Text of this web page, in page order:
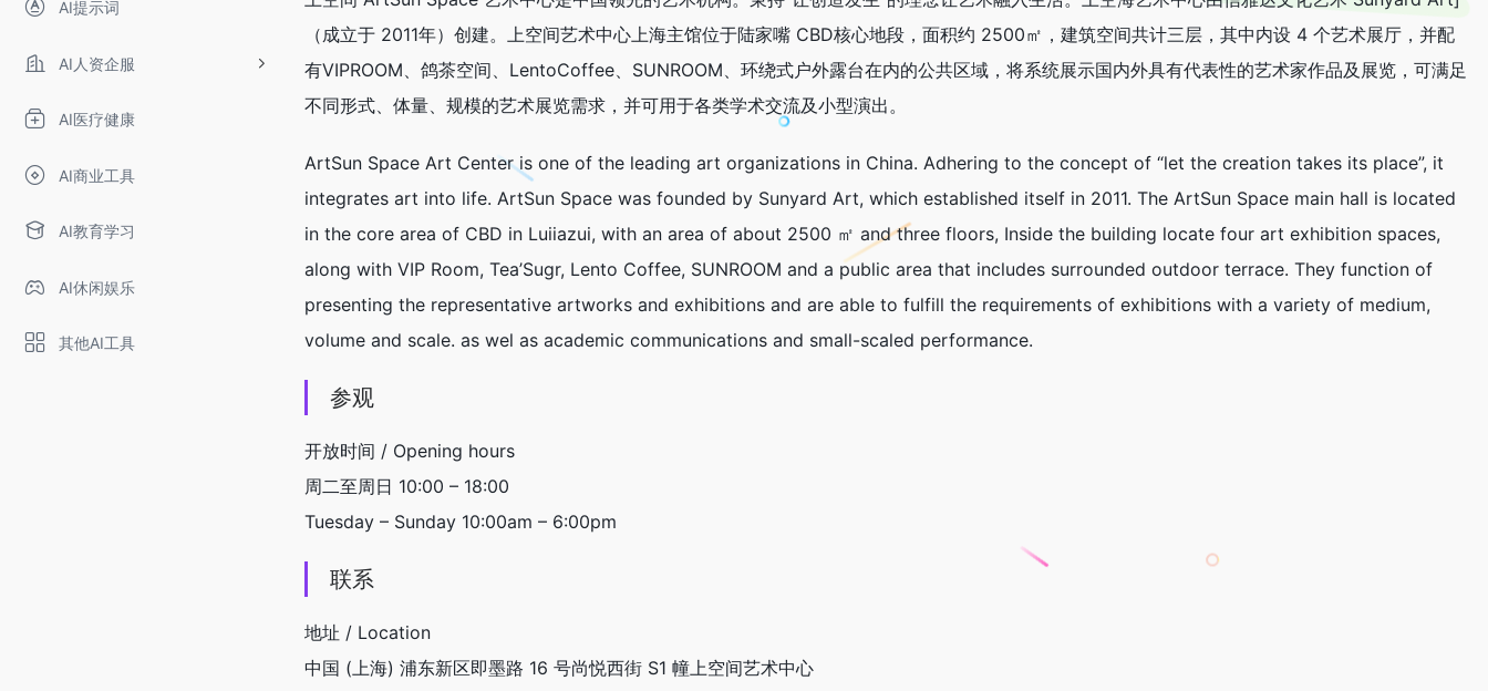
AI提示词
AI人资企服
AI医疗健康
AI商业工具
AI教育学习
AI休闲娱乐
其他AI工具
（成立于 2011年）创建。上空间艺术中心上海主馆位于陆家嘴 CBD核心地段，面积约 2500㎡，建筑空间共计三层，其中内设 4 个艺术展厅，并配
有VIPROOM、鸽茶空间、LentoCoffee、SUNROOM、环绕式户外露台在内的公共区域，将系统展示国内外具有代表性的艺术家作品及展览，可满足
不同形式、体量、规模的艺术展览需求，并可用于各类学术交流及小型演出。
ArtSun Space Art Center is one of the leading art organizations in China. Adhering to the concept of “let the creation takes its place”, it
integrates art into life. ArtSun Space was founded by Sunyard Art, which established itself in 2011. The ArtSun Space main hall is located
in the core area of CBD in Luiiazui, with an area of about 2500 ㎡ and three floors, Inside the building locate four art exhibition spaces,
along with VIP Room, Tea’Sugr, Lento Coffee, SUNROOM and a public area that includes surrounded outdoor terrace. They function of
presenting the representative artworks and exhibitions and are able to fulfill the requirements of exhibitions with a variety of medium,
volume and scale. as wel as academic communications and small-scaled performance.
参观
开放时间 / Opening hours
周二至周日 10:00 – 18:00
Tuesday – Sunday 10:00am – 6:00pm
联系
地址 / Location
中国 (上海) 浦东新区即墨路 16 号尚悦西街 S1 幢上空间艺术中心